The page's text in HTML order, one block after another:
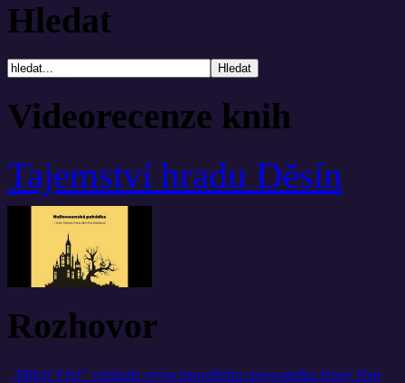
Hledat
Videorecenze knih
Tajemství hradu Děsín
Rozhovor
„Miluji Vás!“ vzkázala svým fanouškům spisovatelka Jenny Han